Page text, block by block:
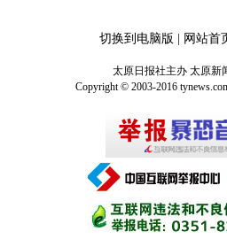
切换到电脑版 网站首
太原日报社主办 太原新
Copyright © 2003-2016